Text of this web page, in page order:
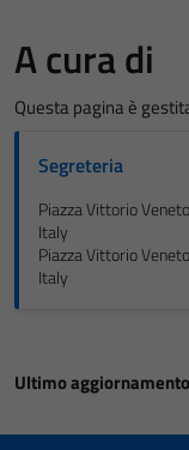
A cura di
Questa pagina è
Segreteria
Piazza Vittorio
Italy
Piazza Vittorio
Italy
Ultimo